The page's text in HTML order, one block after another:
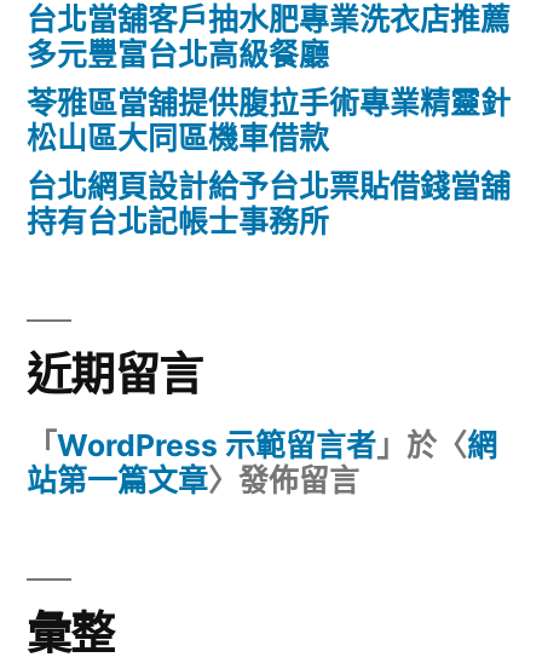
台北當舖客戶抽水肥專業洗衣店推薦
多元豐富台北高級餐廳
苓雅區當舖提供腹拉手術專業精靈針
松山區大同區機車借款
台北網頁設計給予台北票貼借錢當舖
持有台北記帳士事務所
近期留言
「 WordPress 示範留言者 」於〈網
站第一篇文章〉發佈留言
彙整